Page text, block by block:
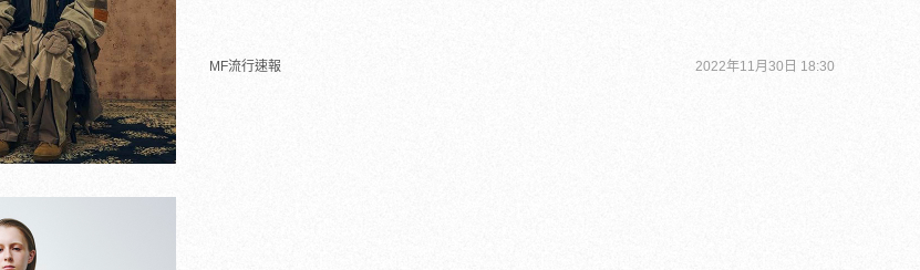
MF流行速報 2022年11月30日 18:30